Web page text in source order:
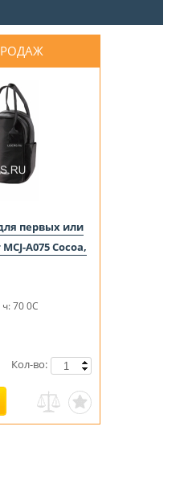
первых или
A075 Cocoa,
70 0С
Кол-во: